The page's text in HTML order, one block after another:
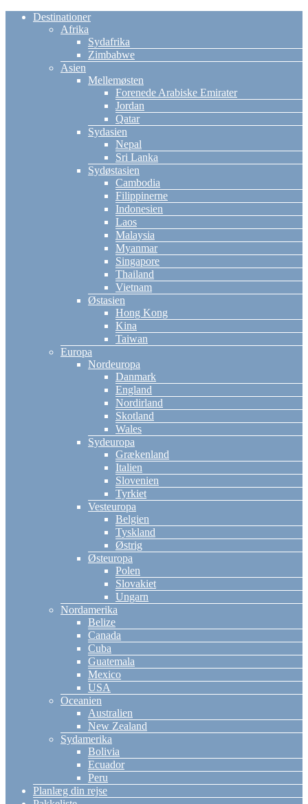
Destinationer
Afrika
Sydafrika
Zimbabwe
Asien
Mellemøsten
Forenede Arabiske Emirater
Jordan
Qatar
Sydasien
Nepal
Sri Lanka
Sydøstasien
Cambodia
Filippinerne
Indonesien
Laos
Malaysia
Myanmar
Singapore
Thailand
Vietnam
Østasien
Hong Kong
Kina
Taiwan
Europa
Nordeuropa
Danmark
England
Nordirland
Skotland
Wales
Sydeuropa
Grækenland
Italien
Slovenien
Tyrkiet
Vesteuropa
Belgien
Tyskland
Østrig
Østeuropa
Polen
Slovakiet
Ungarn
Nordamerika
Belize
Canada
Cuba
Guatemala
Mexico
USA
Oceanien
Australien
New Zealand
Sydamerika
Bolivia
Ecuador
Peru
Planlæg din rejse